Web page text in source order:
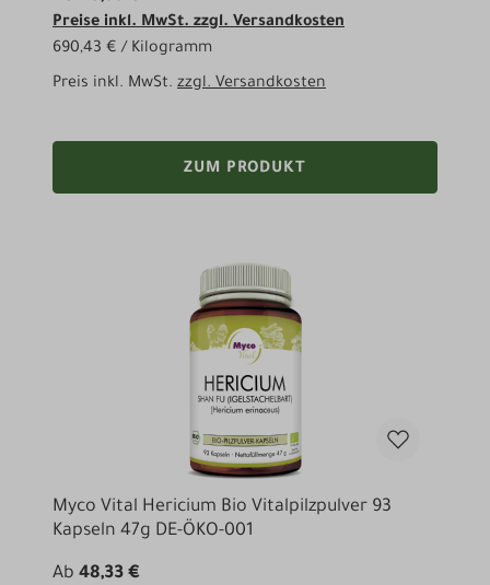
Preise inkl. MwSt. zzgl. Versandkosten
690,43 € / Kilogramm
Preis inkl. MwSt. zzgl. Versandkosten
ZUM PRODUKT
Myco Vital Hericium Bio Vitalpilzpulver 93
Kapseln 47g DE-ÖKO-001
Ab 48,33 €